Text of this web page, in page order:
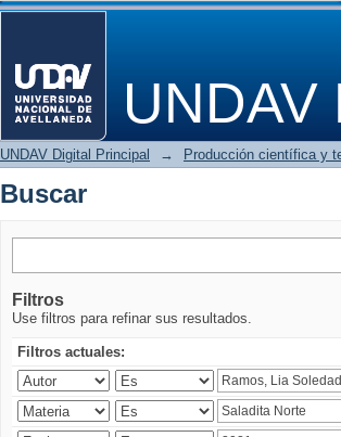
UNDAV
Buscar
UNDAV Digital Principal → Producción científica y
Buscar
Filtros
Use filtros para refinar sus resultados.
Filtros actuales: